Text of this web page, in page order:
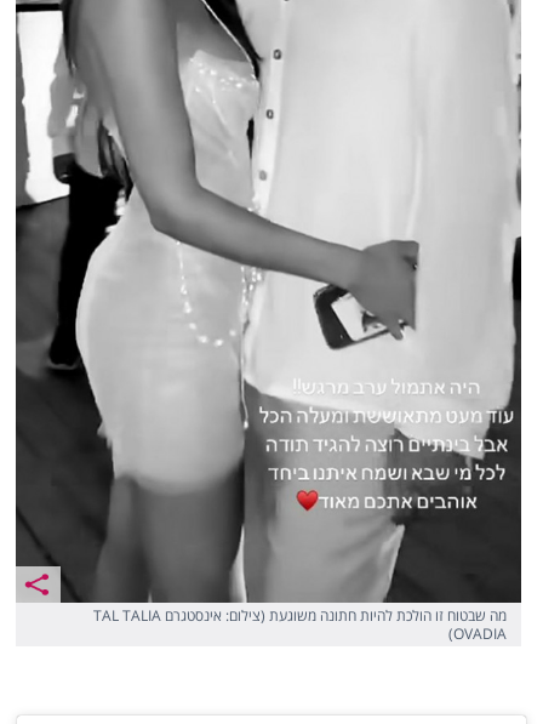
מה שבטוח זו הולכת להיות חתונה משוגעת (צילום: אינסטגרם TAL TALIA
OVADIA)